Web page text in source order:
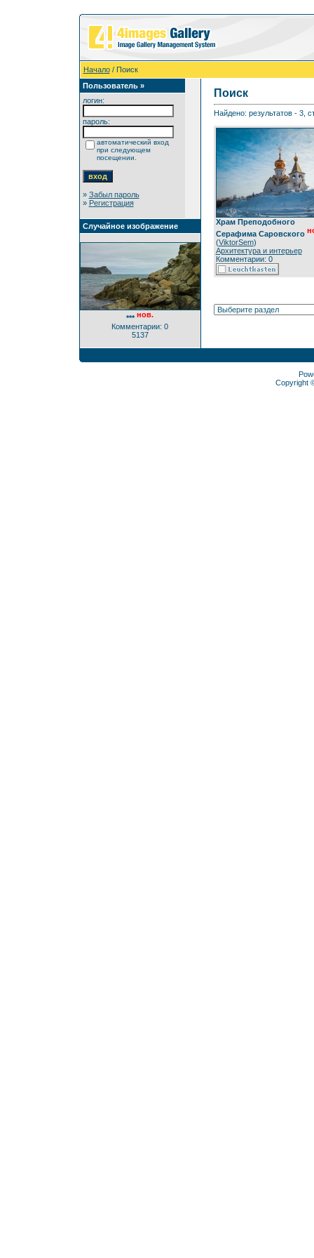
Начало/ Поиск
Пользователь »
логин:
пароль:
автоматический вход
при следующем
посещении.
» Забыл пароль
» Регистрация
Случайное изображение
*** нов.
Комментарии: 0
5137
Поиск
Найдено: результатов - 3,
Храм Преподобного
Серафима Саровского
(ViktorSem)
Архитектура и интерьер
Комментарии: 0
Copyright